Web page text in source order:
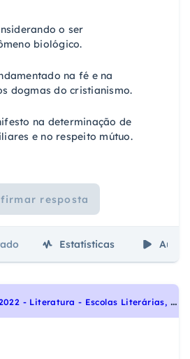
o ser
biológico.
na fé e na
dogmas do cristianismo.
na determinação de
e no respeito mútuo.
resposta
Estatísticas Aulas
E
NEM 2022 - Literatura - Escolas Literárias, Romantismo